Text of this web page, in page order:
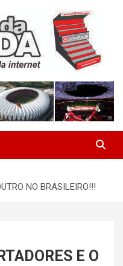
NO BRASILEIRO!!!
E O